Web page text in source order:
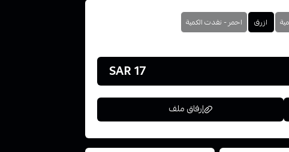
ازرق احمر - نفدت الكمية
17 SAR
إرفاق ملف